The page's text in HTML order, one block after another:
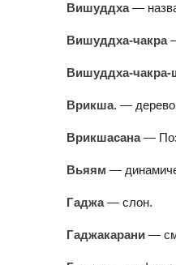
Вишуддха—
Вишуддха-чакра—
Вишуддха-
Врикша. —
Врикшасана—
Вьяям —
Гаджа— слон.
Гаджакарани —